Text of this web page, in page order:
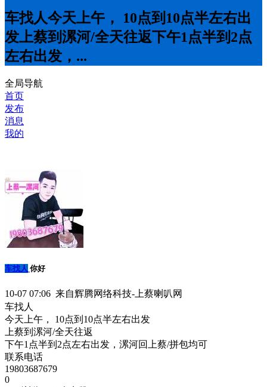
车找人今天上午， 10点到10点半左右出
发上蔡到漯河/全天往返下午1点半到2点
左右出发，...
全局导航
首页
发布
消息
我的
车找人 你好
10-07 07:06 来自辉腾网络科技-上蔡喇叭网
车找人
今天上午， 10点到10点半左右出发
上蔡到漯河/全天往返
下午1点半到2点左右出发，漯河回上蔡/拼包均可
联系电话
19803687679
0